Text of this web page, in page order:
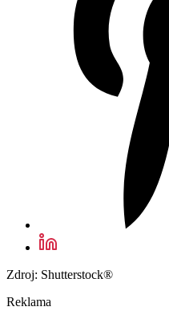
Zdroj: Shutterstock®
Reklama